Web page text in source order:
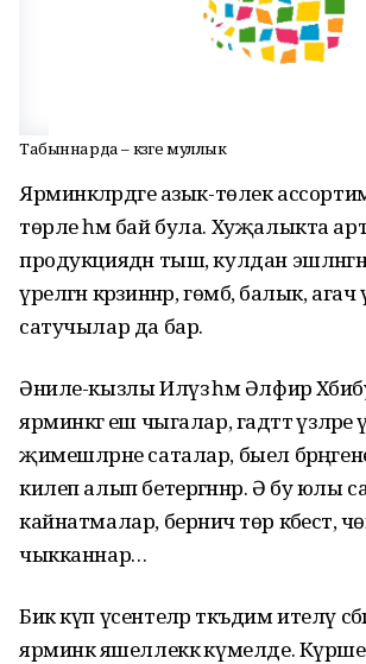
Табыннарда – көзге муллык
Ярминкәләрдәге азык-төлек
төрле һәм бай була. Хуҗалыкта
продукциядән тыш, кулдан эшләнгән
үрелгән кәрзиннәр, гөмбә, балык, агач
сатучылар да бар.
Әниле-кызлы Илүзә һәм Әлфирә
ярминкәгә еш чыгалар, гадәттә үзләре
җимешләрне саталар, быел
килеп алып бетергәннәр. Ә бу юлы
кайнатмалар, берничә төр кәбестә,
чыкканнар…
Бик күп үсентеләр тәкъдим ителү
ярминкә яшеллеккә күмелде. Күрше